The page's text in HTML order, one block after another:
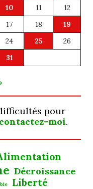
10 11
12
17 18
19
24 25
26
31
pour
contactez-moi.
Décroissance
Liberté